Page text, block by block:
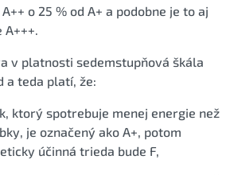
o 25 % od A+ a podobne je to aj
v platnosti sedemstupňová škála
a teda platí, že:
ktorý spotrebuje menej energie než
je označený ako A+, potom
účinná trieda bude F,